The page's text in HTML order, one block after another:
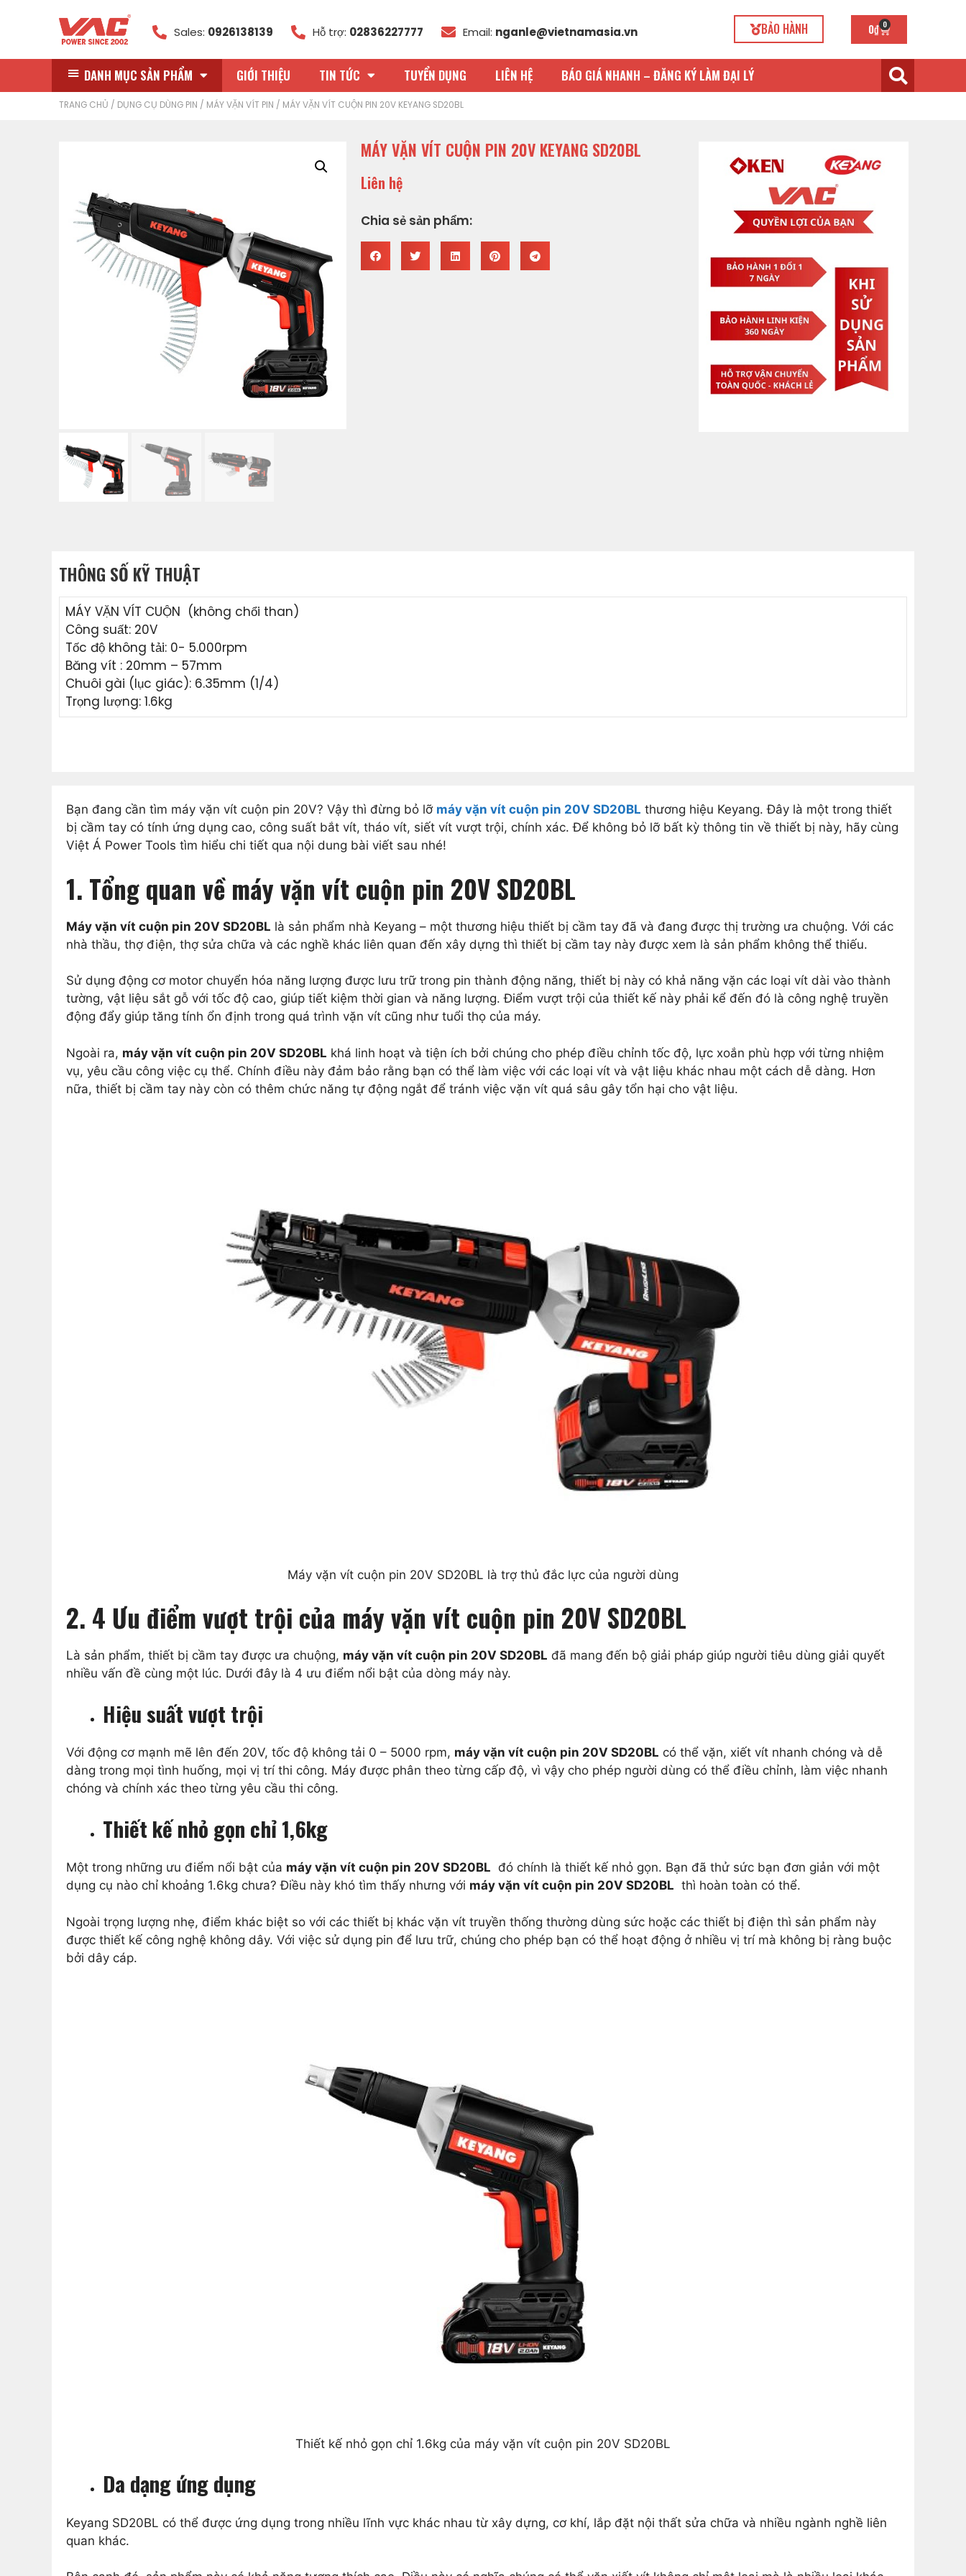
Sales: 0926138139 Hỗ trợ: 02836227777 Email: nganle@vietnamasia.vn BẢO HÀNH 0₫ 0
DANH MỤC SẢN PHẨM GIỚI THIỆU TIN TỨC TUYỂN DỤNG LIÊN HỆ BÁO GIÁ NHANH – ĐĂNG KÝ LÀM ĐẠI LÝ
TRANG CHỦ / DỤNG CỤ DÙNG PIN / MÁY VẶN VÍT PIN / MÁY VẶN VÍT CUỘN PIN 20V KEYANG SD20BL
MÁY VẶN VÍT CUỘN PIN 20V KEYANG SD20BL
Liên hệ
Chia sẻ sản phẩm:
THÔNG SỐ KỸ THUẬT
MÁY VẶN VÍT CUỘN (không chổi than)
Công suất: 20V
Tốc độ không tải: 0- 5.000rpm
Băng vít : 20mm – 57mm
Chuôi gài (lục giác): 6.35mm (1/4)
Trọng lượng: 1.6kg
Bạn đang cần tìm máy vặn vít cuộn pin 20V? Vậy thì đừng bỏ lỡ máy vặn vít cuộn pin 20V SD20BL thương hiệu Keyang. Đây là một trong thiết
bị cầm tay có tính ứng dụng cao, công suất bắt vít, tháo vít, siết vít vượt trội, chính xác. Để không bỏ lỡ bất kỳ thông tin về thiết bị này, hãy cùng
Việt Á Power Tools tìm hiểu chi tiết qua nội dung bài viết sau nhé!
1. Tổng quan về máy vặn vít cuộn pin 20V SD20BL
Máy vặn vít cuộn pin 20V SD20BL là sản phẩm nhà Keyang – một thương hiệu thiết bị cầm tay đã và đang được thị trường ưa chuộng. Với các
nhà thầu, thợ điện, thợ sửa chữa và các nghề khác liên quan đến xây dựng thì thiết bị cầm tay này được xem là sản phẩm không thể thiếu.
Sử dụng động cơ motor chuyển hóa năng lượng được lưu trữ trong pin thành động năng, thiết bị này có khả năng vặn các loại vít dài vào thành
tường, vật liệu sắt gỗ với tốc độ cao, giúp tiết kiệm thời gian và năng lượng. Điểm vượt trội của thiết kế này phải kể đến đó là công nghệ truyền
động đẩy giúp tăng tính ổn định trong quá trình vặn vít cũng như tuổi thọ của máy.
Ngoài ra, máy vặn vít cuộn pin 20V SD20BL khá linh hoạt và tiện ích bởi chúng cho phép điều chỉnh tốc độ, lực xoắn phù hợp với từng nhiệm
vụ, yêu cầu công việc cụ thể. Chính điều này đảm bảo rằng bạn có thể làm việc với các loại vít và vật liệu khác nhau một cách dễ dàng. Hơn
nữa, thiết bị cầm tay này còn có thêm chức năng tự động ngắt để tránh việc vặn vít quá sâu gây tổn hại cho vật liệu.
Máy vặn vít cuộn pin 20V SD20BL là trợ thủ đắc lực của người dùng
2. 4 Ưu điểm vượt trội của máy vặn vít cuộn pin 20V SD20BL
Là sản phẩm, thiết bị cầm tay được ưa chuộng, máy vặn vít cuộn pin 20V SD20BL đã mang đến bộ giải pháp giúp người tiêu dùng giải quyết
nhiều vấn đề cùng một lúc. Dưới đây là 4 ưu điểm nổi bật của dòng máy này.
Hiệu suất vượt trội
Với động cơ mạnh mẽ lên đến 20V, tốc độ không tải 0 – 5000 rpm, máy vặn vít cuộn pin 20V SD20BL có thể vặn, xiết vít nhanh chóng và dễ
dàng trong mọi tình huống, mọi vị trí thi công. Máy được phân theo từng cấp độ, vì vậy cho phép người dùng có thể điều chỉnh, làm việc nhanh
chóng và chính xác theo từng yêu cầu thi công.
Thiết kế nhỏ gọn chỉ 1,6kg
Một trong những ưu điểm nổi bật của máy vặn vít cuộn pin 20V SD20BL đó chính là thiết kế nhỏ gọn. Bạn đã thử sức bạn đơn giản với một
dụng cụ nào chỉ khoảng 1.6kg chưa? Điều này khó tìm thấy nhưng với máy vặn vít cuộn pin 20V SD20BL thì hoàn toàn có thể.
Ngoài trọng lượng nhẹ, điểm khác biệt so với các thiết bị khác vặn vít truyền thống thường dùng sức hoặc các thiết bị điện thì sản phẩm này
được thiết kế công nghệ không dây. Với việc sử dụng pin để lưu trữ, chúng cho phép bạn có thể hoạt động ở nhiều vị trí mà không bị ràng buộc
bởi dây cáp.
Thiết kế nhỏ gọn chỉ 1.6kg của máy vặn vít cuộn pin 20V SD20BL
Da dạng ứng dụng
Keyang SD20BL có thể được ứng dụng trong nhiều lĩnh vực khác nhau từ xây dựng, cơ khí, lắp đặt nội thất sửa chữa và nhiều ngành nghề liên
quan khác.